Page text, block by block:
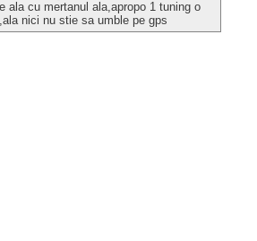
ala cu mertanul ala,apropo 1 tuning o
nici nu stie sa umble pe gps